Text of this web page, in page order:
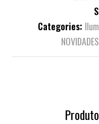
Categories:
NOVIDADES